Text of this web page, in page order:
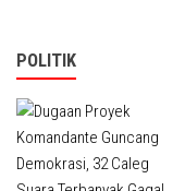
POLITIK